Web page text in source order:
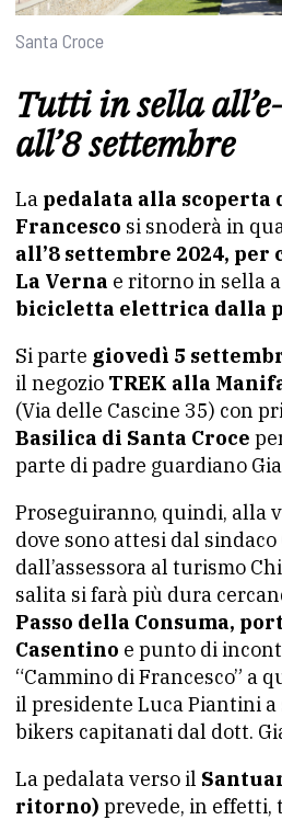
Santa Croce
Tutti in sella
all’8 settembre
La pedalata alla scoperta
Francesco si snoderà in
all’8 settembre 2024,
La Verna e ritorno in sella
bicicletta elettrica dalla
Si parte giovedì 5
il negozio TREK alla
(Via delle Cascine 35) con
Basilica di Santa Croce
parte di padre guardiano
Proseguiranno, quindi, alla
dove sono attesi dal sindaco
dall’assessora al turismo
salita si farà più dura
Passo della Consuma,
Casentino e punto di
“Cammino di Francesco” a
il presidente Luca Piantini
bikers capitanati dal dott.
La pedalata verso il
ritorno) prevede, in effetti,